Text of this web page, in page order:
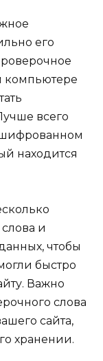
его
компьютере
всего
находится
и
чтобы
быстро
Важно
слова
сайта,
хранении.